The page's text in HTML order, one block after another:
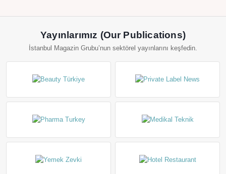
Yayınlarımız (Our Publications)
İstanbul Magazin Grubu’nun sektörel yayınlarını keşfedin.